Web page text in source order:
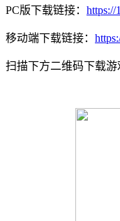
PC版下载链接： https://
移动端下载链接：
扫描下方二维码下载游